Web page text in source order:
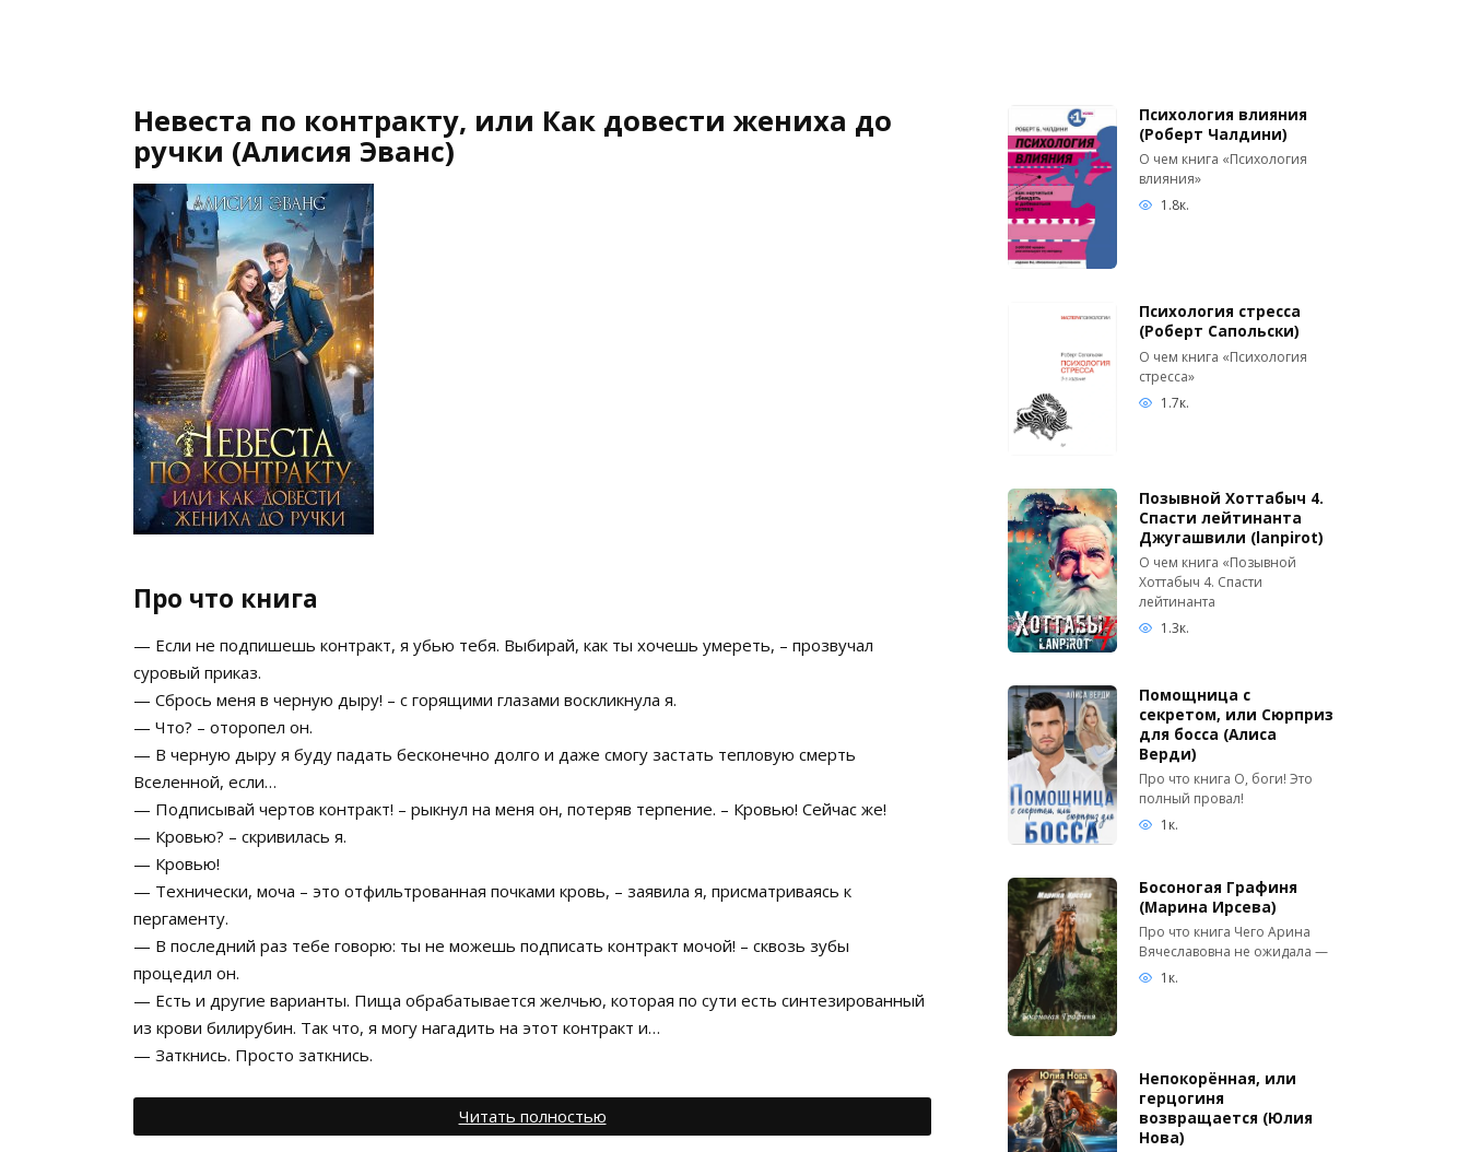
Невеста по контракту, или Как довести жениха до
ручки (Алисия Эванс)
Про что книга
— Если не подпишешь контракт, я убью тебя. Выбирай, как ты хочешь умереть, – прозвучал
суровый приказ.
— Сбрось меня в черную дыру! – с горящими глазами воскликнула я.
— Что? – оторопел он.
— В черную дыру я буду падать бесконечно долго и даже смогу застать тепловую смерть
Вселенной, если…
— Подписывай чертов контракт! – рыкнул на меня он, потеряв терпение. – Кровью! Сейчас же!
— Кровью? – скривилась я.
— Кровью!
— Технически, моча – это отфильтрованная почками кровь, – заявила я, присматриваясь к
пергаменту.
— В последний раз тебе говорю: ты не можешь подписать контракт мочой! – сквозь зубы
процедил он.
— Есть и другие варианты. Пища обрабатывается желчью, которая по сути есть синтезированный
из крови билирубин. Так что, я могу нагадить на этот контракт и…
— Заткнись. Просто заткнись.
Читать полностью
Психология влияния
(Роберт Чалдини)
О чем книга «Психология
влияния»
1.8к.
Психология стресса
(Роберт Сапольски)
О чем книга «Психология
стресса»
1.7к.
Позывной Хоттабыч 4.
Спасти лейтинанта
Джугашвили (lanpirot)
О чем книга «Позывной
Хоттабыч 4. Спасти
лейтинанта
1.3к.
Помощница с
секретом, или Сюрприз
для босса (Алиса
Верди)
Про что книга О, боги! Это
полный провал!
1к.
Босоногая Графиня
(Марина Ирсева)
Про что книга Чего Арина
Вячеславовна не ожидала —
1к.
Непокорённая, или
герцогиня
возвращается (Юлия
Нова)